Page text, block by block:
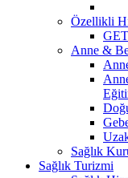
Özellikli
Anne &
Sağlık
Sağlık Turizmi